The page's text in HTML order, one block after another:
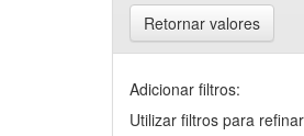
Retornar valores
Adicionar filtros:
Utilizar filtros para